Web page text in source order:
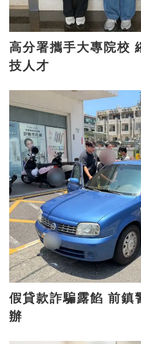
高分署攜手大專院校 縮短學用落差培育科
技人才
假貸款詐騙露餡 前鎮警埋伏逮捕收水手送
辦